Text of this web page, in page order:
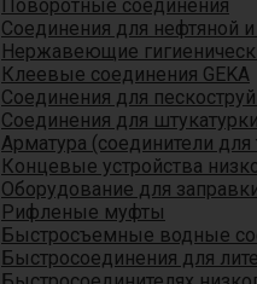
Поворотные соединения
Соединения для нефтяной
Нержавеющие
Клеевые соединения GEKA
Соединения для
Cоединения для штукатурки
Арматура (соединители для
Концевые устройства
Оборудование для
Рифленые муфты
Быстросъемные водные
Быстросоединения для